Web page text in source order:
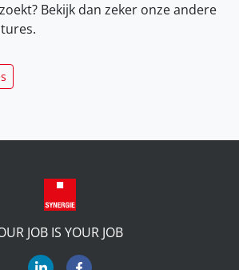
Bekijk dan zeker onzeandere
JOB IS YOUR JOB